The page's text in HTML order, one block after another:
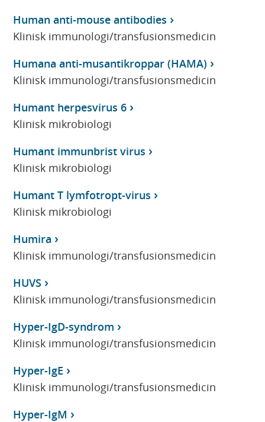
Human anti-mouse antibodies
Klinisk immunologi/transfusionsmedicin
Humana anti-musantikroppar (HAMA)
Klinisk immunologi/transfusionsmedicin
Humant herpesvirus 6
Klinisk mikrobiologi
Humant immunbrist virus
Klinisk mikrobiologi
Humant T lymfotropt-virus
Klinisk mikrobiologi
Humira
Klinisk immunologi/transfusionsmedicin
HUVS
Klinisk immunologi/transfusionsmedicin
Hyper-IgD-syndrom
Klinisk immunologi/transfusionsmedicin
Hyper-IgE
Klinisk immunologi/transfusionsmedicin
Hyper-IgM